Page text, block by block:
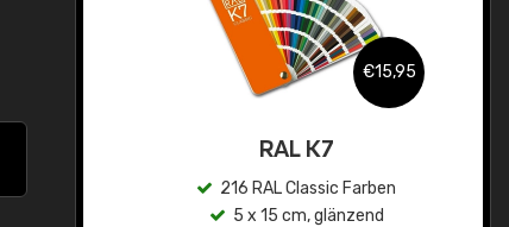
€15,95
RAL K7
216 RAL Classic Farben
5 x 15 cm, glänzend